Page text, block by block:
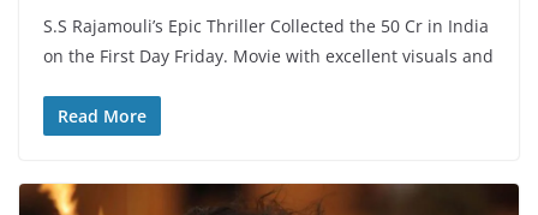
S.S Rajamouli’s Epic Thriller Collected the 50 Cr in India
on the First Day Friday. Movie with excellent visuals and
Read More